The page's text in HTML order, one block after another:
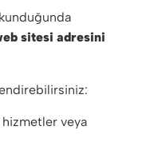
sitesi adresini
hizmetler veya